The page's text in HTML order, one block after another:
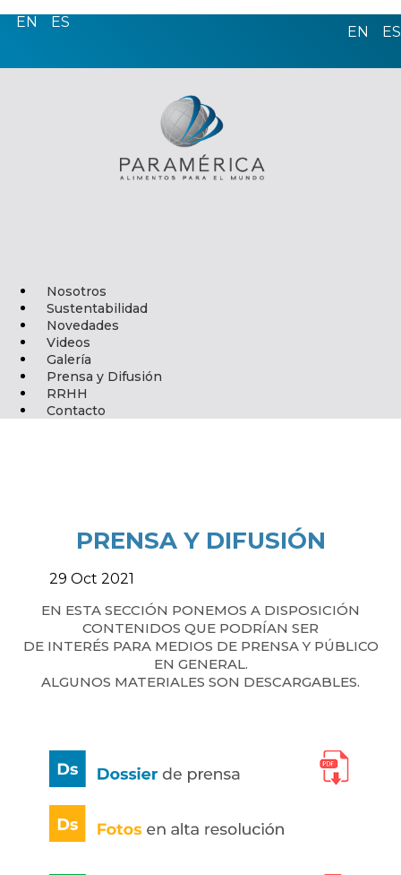
ES
EN
ES
EN
Nosotros
Sustentabilidad
Novedades
Videos
Galería
Prensa y Difusión
RRHH
Contacto
PRENSA Y DIFUSIÓN
29 Oct 2021
EN ESTA SECCIÓN PONEMOS A DISPOSICIÓN
CONTENIDOS QUE PODRÍAN SER
DE INTERÉS PARA MEDIOS DE PRENSA Y PÚBLICO
EN GENERAL.
ALGUNOS MATERIALES SON DESCARGABLES.